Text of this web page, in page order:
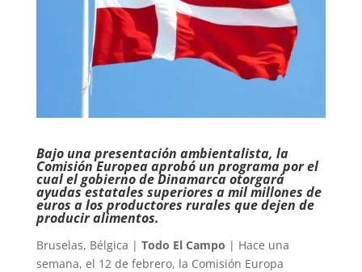
Bajo una presentación ambientalista, la
Comisión Europea aprobó un programa por el
cual el gobierno de Dinamarca otorgará
ayudas estatales superiores a mil millones de
euros a los productores rurales que dejen de
producir alimentos.
Bruselas, Bélgica | Todo El Campo | Hace una
semana, el 12 de febrero, la Comisión Europa